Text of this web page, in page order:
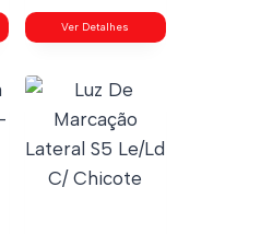
Ver Detalhes